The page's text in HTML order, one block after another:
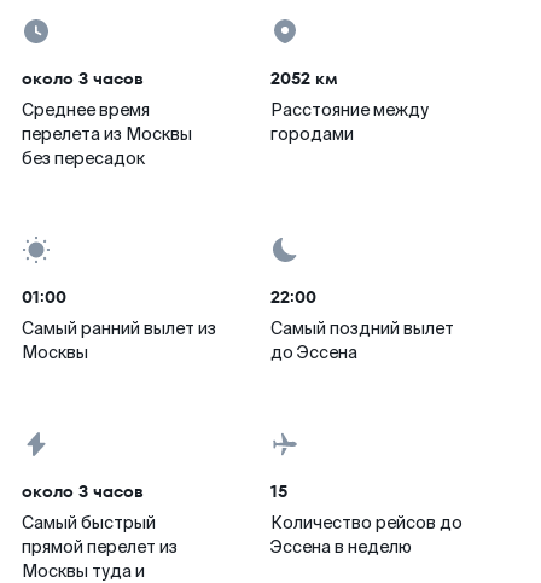
около 3 часов
Среднее время
перелета из Москвы
без пересадок
2052 км
Расстояние между
городами
01:00
Самый ранний вылет из
Москвы
22:00
Самый поздний вылет
до Эссена
около 3 часов
Самый быстрый
прямой перелет из
Москвы туда и
15
Количество рейсов до
Эссена в неделю